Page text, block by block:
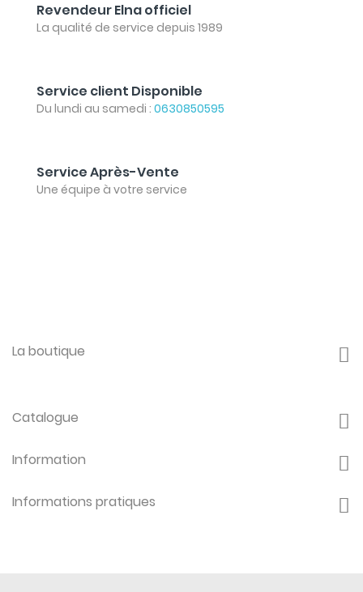
Revendeur Elna officiel
La qualité de service depuis 1989
Service client Disponible
Du lundi au samedi : 0630850595
Service Après-Vente
Une équipe à votre service
La boutique
Catalogue
Information
Informations pratiques